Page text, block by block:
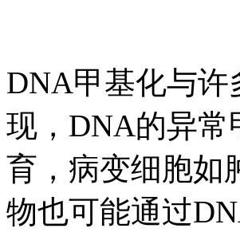
DNA甲基化与
现，DNA的异常
育，病变细胞如
物也可能通过